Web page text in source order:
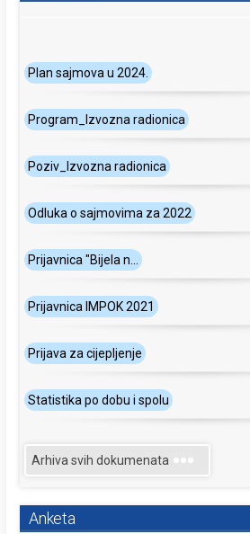
Plan sajmova u 2024.
Program_Izvozna radionica
Poziv_Izvozna radionica
Odluka o sajmovima za 2022
Prijavnica "Bijela n...
Prijavnica IMPOK 2021
Prijava za cijepljenje
Statistika po dobu i spolu
Arhiva svih dokumenata
Anketa